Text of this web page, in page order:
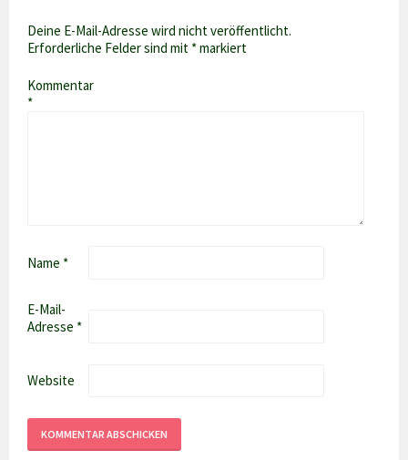
Deine E-Mail-Adresse wird nicht veröffentlicht.
Erforderliche Felder sind mit *markiert
Kommentar
*
Name *
E-Mail-
Adresse *
Website